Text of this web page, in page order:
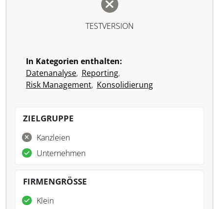
TESTVERSION
In Kategorien enthalten:
Datenanalyse, Reporting,
Risk Management, Konsolidierung
ZIELGRUPPE
Kanzleien
Unternehmen
FIRMENGRÖSSE
Klein